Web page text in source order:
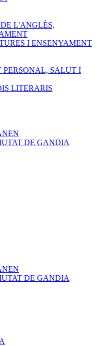
L'ANGLÈS,
I ENSENYAMENT
PERSONAL, SALUT I
LITERARIS
DE GANDIA
DE GANDIA